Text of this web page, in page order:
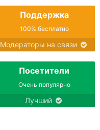
Поддержка
100% бесплатно
Модераторы на связи
Посетители
Очень популярно
Лучший